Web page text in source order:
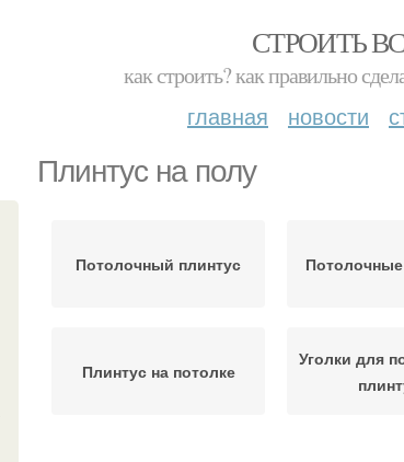
СТРОИТЬ
как строить? как правильно
главная новости
Плинтус на полу
Потолочный плинтус
Плинтус на потолке
Уголки для